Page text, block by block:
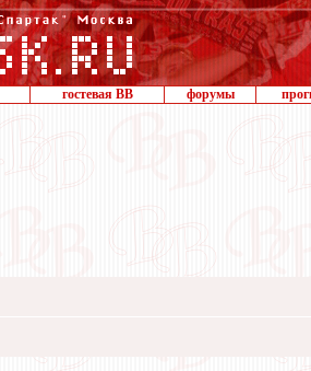
гостевая ВВ форумы